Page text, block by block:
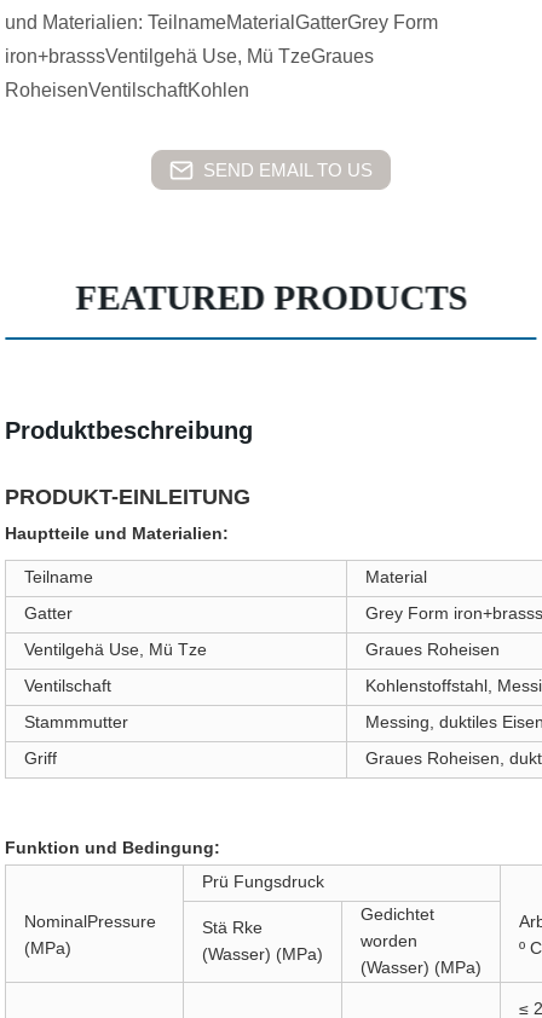
und Materialien: TeilnameMaterialGatterGrey Form
iron+brasssVentilgehä Use, Mü TzeGraues
RoheisenVentilschaftKohlen
SEND EMAIL TO US
FEATURED PRODUCTS
Produktbeschreibung
PRODUKT-EINLEITUNG
Hauptteile und Materialien:
Teilname
Material
Gatter
Grey Form
Ventilgehä Use, Mü Tze
Graues Roheisen
Ventilschaft
Kohlenstoffstahl,
Stammmutter
Messing, duktiles
Griff
Graues Roheisen,
Funktion und Bedingung:
NominalPressure
(MPa)
Prü Fungsdruck
º C
Stä Rke
(Wasser) (MPa)
Gedichtet
worden
(Wasser) (MPa)
≤